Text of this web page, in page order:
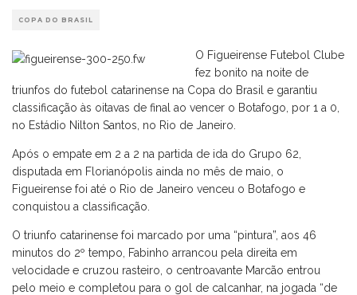
COPA DO BRASIL
O Figueirense Futebol Clube
fez bonito na noite de
triunfos do futebol catarinense na Copa do Brasil e garantiu
classificação às oitavas de final ao vencer o Botafogo, por 1 a 0,
no Estádio Nilton Santos, no Rio de Janeiro.
Após o empate em 2 a 2 na partida de ida do Grupo 62,
disputada em Florianópolis ainda no mês de maio, o
Figueirense foi até o Rio de Janeiro venceu o Botafogo e
conquistou a classificação.
O triunfo catarinense foi marcado por uma “pintura”, aos 46
minutos do 2º tempo, Fabinho arrancou pela direita em
velocidade e cruzou rasteiro, o centroavante Marcão entrou
pelo meio e completou para o gol de calcanhar, na jogada “de